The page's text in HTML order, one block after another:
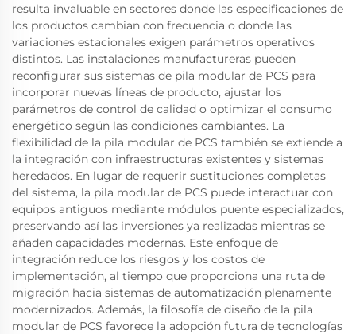
resulta invaluable en sectores donde las especificaciones de
los productos cambian con frecuencia o donde las
variaciones estacionales exigen parámetros operativos
distintos. Las instalaciones manufactureras pueden
reconfigurar sus sistemas de pila modular de PCS para
incorporar nuevas líneas de producto, ajustar los
parámetros de control de calidad o optimizar el consumo
energético según las condiciones cambiantes. La
flexibilidad de la pila modular de PCS también se extiende a
la integración con infraestructuras existentes y sistemas
heredados. En lugar de requerir sustituciones completas
del sistema, la pila modular de PCS puede interactuar con
equipos antiguos mediante módulos puente especializados,
preservando así las inversiones ya realizadas mientras se
añaden capacidades modernas. Este enfoque de
integración reduce los riesgos y los costos de
implementación, al tiempo que proporciona una ruta de
migración hacia sistemas de automatización plenamente
modernizados. Además, la filosofía de diseño de la pila
modular de PCS favorece la adopción futura de tecnologías